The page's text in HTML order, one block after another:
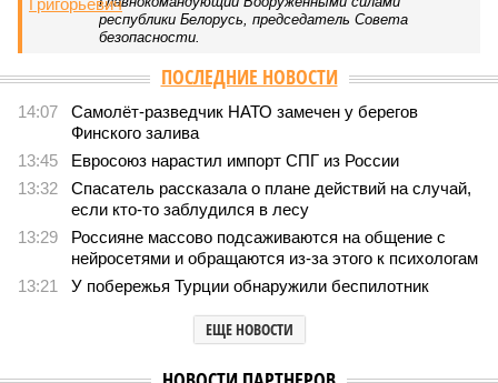
Монополия вкладывалась-вкладывалась в Армению и
довкладывалась
Монополия вкладывалась-вкладывалась в Армению и довкладывалась
(фото: Deep Vision)
Премьер закавказской республики Никол Пашинян заявил, что
его страна может потребовать у Москвы до 2 млрд долларов
ежегодно за аренду Южно-Кавказской железной дороги (ЮКЖД).
В настоящий момент та эксплуатируется «дочкой» ОАО «РЖД»,
причём исключительно за российский счёт. И в
складывающейся ситуации, кажется, больше вопросов не к
Еревану, а к гендиректору монополии Олегу Белозёрову.